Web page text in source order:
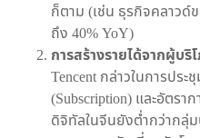
ก็ตาม (เช่น ธุรกิจคลาวด์
ถึง 40% YoY)
การสร้างรายได้จากผู้บริ
Tencent กล่าวในการประ
(Subscription) และอัตรา
ดิจิทัลในจีนยังต่ำกว่ากลุ่